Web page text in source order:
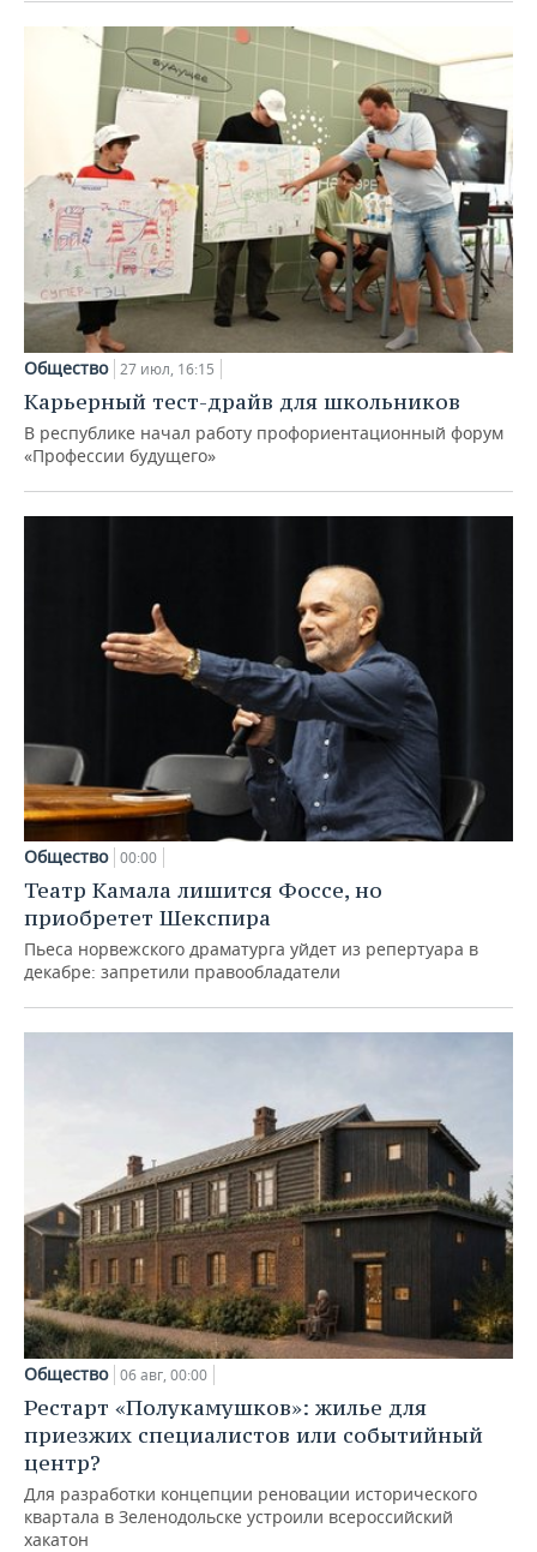
Общество 27 июл, 16:15
Карьерный тест-драйв для школьников
В республике начал работу профориентационный форум
«Профессии будущего»
Общество 00:00
Театр Камала лишится Фоссе, но
приобретет Шекспира
Пьеса норвежского драматурга уйдет из репертуара в
декабре: запретили правообладатели
Общество 06 авг, 00:00
Рестарт «Полукамушков»: жилье для
приезжих специалистов или событийный
центр?
Для разработки концепции реновации исторического
квартала в Зеленодольске устроили всероссийский
хакатон